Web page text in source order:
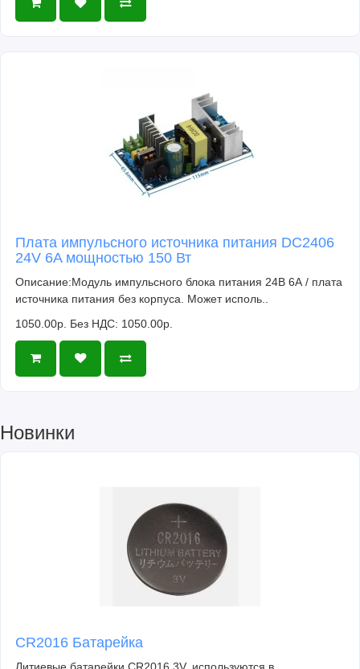
Плата импульсного источника питания DC2406
24V 6A мощностью 150 Вт
Описание:Модуль импульсного блока питания 24В 6А / плата
источника питания без корпуса. Может исполь..
1050.00р. Без НДС: 1050.00р.
Новинки
CR2016 Батарейка